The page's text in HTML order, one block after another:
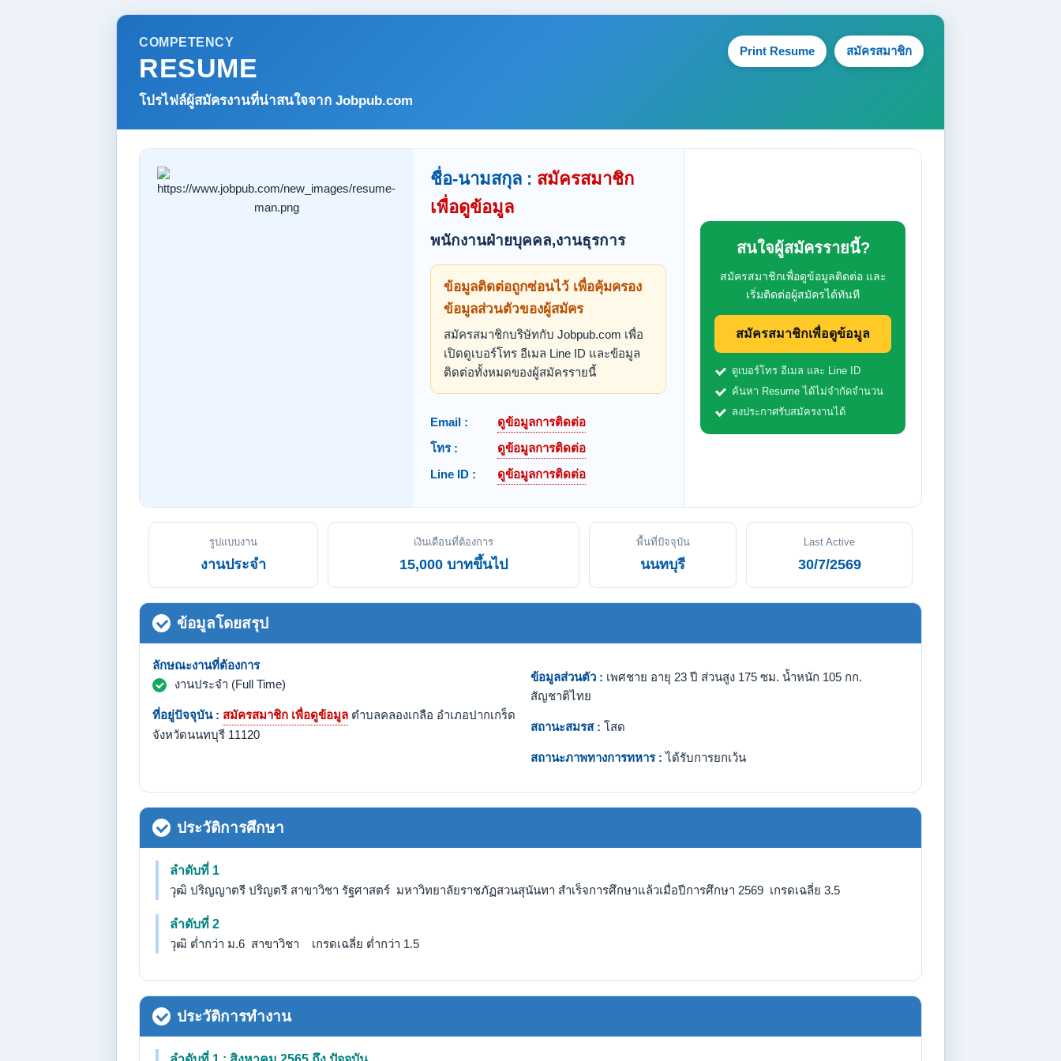
COMPETENCY
RESUME
โปรไฟล์ผู้สมัครงานที่น่าสนใจจาก Jobpub.com
Print Resume สมัครสมาชิก
ชื่อ-นามสกุล : สมัครสมาชิก
เพื่อดูข้อมูล
พนักงานฝ่ายบุคคล,งานธุรการ
ข้อมูลติดต่อถูกซ่อนไว้ เพื่อคุ้มครอง
ข้อมูลส่วนตัวของผู้สมัคร
สมัครสมาชิกบริษัทกับ Jobpub.com เพื่อ
เปิดดูเบอร์โทร อีเมล Line ID และข้อมูล
ติดต่อทั้งหมดของผู้สมัครรายนี้
Email :
ดูข้อมูลการติดต่อ
โทร :
ดูข้อมูลการติดต่อ
Line ID :
ดูข้อมูลการติดต่อ
สนใจผู้สมัครรายนี้?
สมัครสมาชิกเพื่อดูข้อมูลติดต่อ และ
เริ่มติดต่อผู้สมัครได้ทันที
สมัครสมาชิกเพื่อดูข้อมูล
ดูเบอร์โทร อีเมล และ Line ID
ค้นหา Resume ได้ไม่จำกัดจำนวน
ลงประกาศรับสมัครงานได้
รูปแบบงาน
งานประจำ
เงินเดือนที่ต้องการ
15,000 บาทขึ้นไป
พื้นที่ปัจจุบัน
นนทบุรี
Last Active
30/7/2569
ข้อมูลโดยสรุป
ลักษณะงานที่ต้องการ
งานประจำ (Full Time)
ที่อยู่ปัจจุบัน : สมัครสมาชิก เพื่อดูข้อมูล ตำบลคลองเกลือ อำเภอปากเกร็ด
จังหวัดนนทบุรี 11120
ข้อมูลส่วนตัว : เพศชาย อายุ 23 ปี ส่วนสูง 175 ซม. น้ำหนัก 105 กก.
สัญชาติไทย
สถานะสมรส : โสด
สถานะภาพทางการทหาร : ได้รับการยกเว้น
ประวัติการศึกษา
ลำดับที่ 1
วุฒิ ปริญญาตรี ปริญตรี สาขาวิชา รัฐศาสตร์ มหาวิทยาลัยราชภัฏสวนสุนันทา สำเร็จการศึกษาแล้วเมื่อปีการศึกษา 2569 เกรดเฉลี่ย 3.5
ลำดับที่ 2
วุฒิ ต่ำกว่า ม.6 สาขาวิชา เกรดเฉลี่ย ต่ำกว่า 1.5
ประวัติการทำงาน